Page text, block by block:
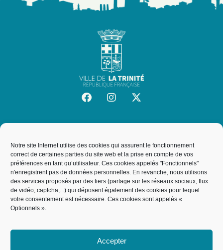
Notre site Internet utilise des cookies qui assurent le fonctionnement
correct de certaines parties du site web et la prise en compte de vos
préférences en tant qu’utilisateur. Ces cookies appelés "Fonctionnels"
n'enregistrent pas de données personnelles. En revanche, nous utilisons
des services proposés par des tiers (partage sur les réseaux sociaux, flux
de vidéo, captcha,...) qui déposent également des cookies pour lequel
votre consentement est nécessaire. Ces cookies sont appelés «
Optionnels ».
Accepter
Mairie de la Trinité
19, rue de l'Hôtel de Ville, 06340, La Trinité
NOUS CONTACTER
04 93 27 64 00